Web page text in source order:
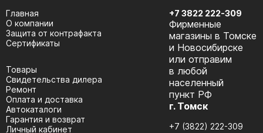
Главная
О компании
Защита от контрафакта
Сертификаты
Товары
Cвидетельства дилера
Ремонт
Оплата и доставка
Автокаталоги
Гарантия и возврат
Личный кабинет
+7 3822 222-309
Фирменные
магазины в Томске
и Новосибирске
или отправим
в любой
населенный
пункт РФ
г. Томск
+7 (3822) 222-309